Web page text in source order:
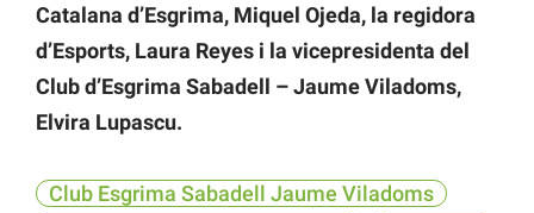
Catalana d’Esgrima, Miquel Ojeda, la regidora
d’Esports, Laura Reyes i la vicepresidenta del
Club d’Esgrima Sabadell – Jaume Viladoms,
Elvira Lupascu.
Club Esgrima Sabadell Jaume Viladoms